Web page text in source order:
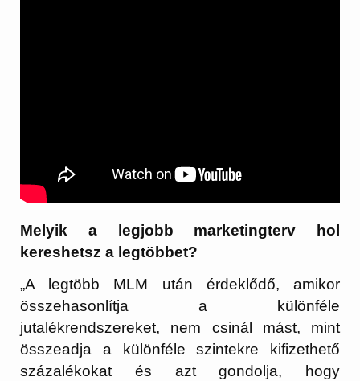
Melyik a legjobb marketingterv hol
kereshetsz a legtöbbet?
„A legtöbb MLM után érdeklődő, amikor
összehasonlítja a különféle
jutalékrendszereket, nem csinál mást, mint
összeadja a különféle szintekre kifizethető
százalékokat és azt gondolja, hogy